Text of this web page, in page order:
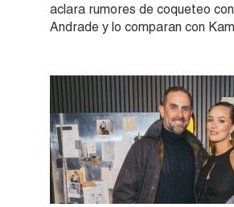
aclara rumores de coqueteo
Andrade y lo comparan con